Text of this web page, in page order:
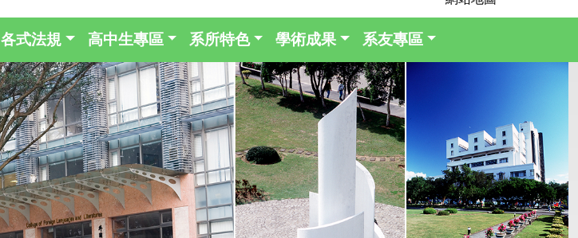
各式法規 高中生專區 系所特色 學術成果 系友專區